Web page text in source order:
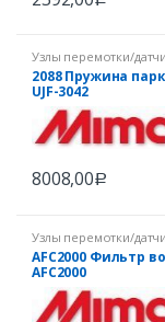
Узлы перемотки/
прочее Mimaki
2088 Пружина
UJF-3042
8008,00Р
Узлы перемотки/
прочее Mimaki
AFC2000 Фильтр
AFC2000